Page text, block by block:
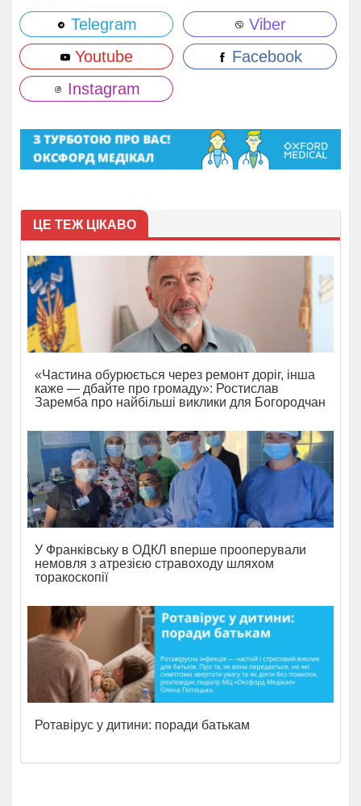
Telegram
Viber
Youtube
Facebook
Instagram
ЦЕ ТЕЖ ЦІКАВО
«Частина обурюється через ремонт доріг, інша
каже — дбайте про громаду»: Ростислав
Заремба про найбільші виклики для Богородчан
У Франківську в ОДКЛ вперше прооперували
немовля з атрезією стравоходу шляхом
торакоскопії
Ротавірус у дитини: поради батькам